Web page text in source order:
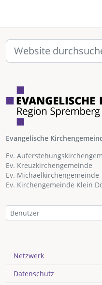
Evangelische
Ev.
Ev. Kreuzkirchengemeinde
Ev. Michaelkirchengemeinde
Ev. Kirchengemeinde Klein
Netzwerk
Datenschutz